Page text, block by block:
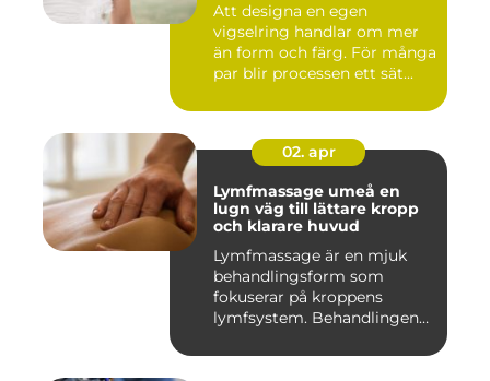
Att designa en egen
vigselring handlar om mer
än form och färg. För många
par blir processen ett sät...
02. apr
Lymfmassage umeå en
lugn väg till lättare kropp
och klarare huvud
Lymfmassage är en mjuk
behandlingsform som
fokuserar på kroppens
lymfsystem. Behandlingen